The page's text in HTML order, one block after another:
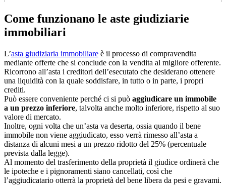
Come funzionano le aste giudiziarie
immobiliari
L’asta giudiziaria immobiliare è il processo di compravendita
mediante offerte che si conclude con la vendita al migliore offerente.
Ricorrono all’asta i creditori dell’esecutato che desiderano ottenere
una liquidità con la quale soddisfare, in tutto o in parte, i propri
crediti.
Può essere conveniente perché ci si può aggiudicare un immobile
a un prezzo inferiore, talvolta anche molto inferiore, rispetto al suo
valore di mercato.
Inoltre, ogni volta che un’asta va deserta, ossia quando il bene
immobile non viene aggiudicato, esso verrà rimesso all’asta a
distanza di alcuni mesi a un prezzo ridotto del 25% (percentuale
prevista dalla legge).
Al momento del trasferimento della proprietà il giudice ordinerà che
le ipoteche e i pignoramenti siano cancellati, così che
l’aggiudicatario otterrà la proprietà del bene libera da pesi e gravami.